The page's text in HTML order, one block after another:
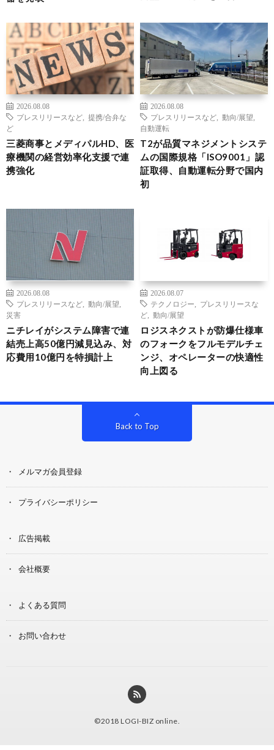
2026.08.08
プレスリリースなど
提携/合弁な
ど
三菱商事とメディパルHD、医
療機関の経営効率化支援で連
携強化
2026.08.08
プレスリリースなど
動向/展望
自動運転
T2が品質マネジメントシステ
ムの国際規格「ISO9001」認
証取得、自動運転分野で国内
初
2026.08.08
プレスリリースなど
動向/展望
災害
ニチレイがシステム障害で連
結売上高50億円減見込み、対
応費用10億円を特損計上
2026.08.07
テクノロジー
プレスリリースな
ど
動向/展望
ロジスネクストが防爆仕様車
のフォークをフルモデルチェ
ンジ、オペレーターの快適性
向上図る
Back to Top
メルマガ会員登録
プライバシーポリシー
広告掲載
会社概要
よくある質問
お問い合わせ
©2018 LOGI-BIZ online